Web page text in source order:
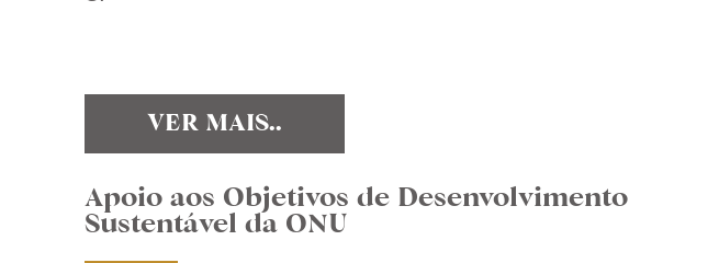
VER MAIS..
Apoio aos Objetivos de Desenvolvimento
Sustentável da ONU